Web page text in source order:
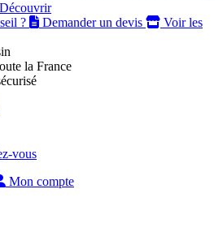
Découvrir
?
Demander un devis
Voir les
la France
vous
Mon compte